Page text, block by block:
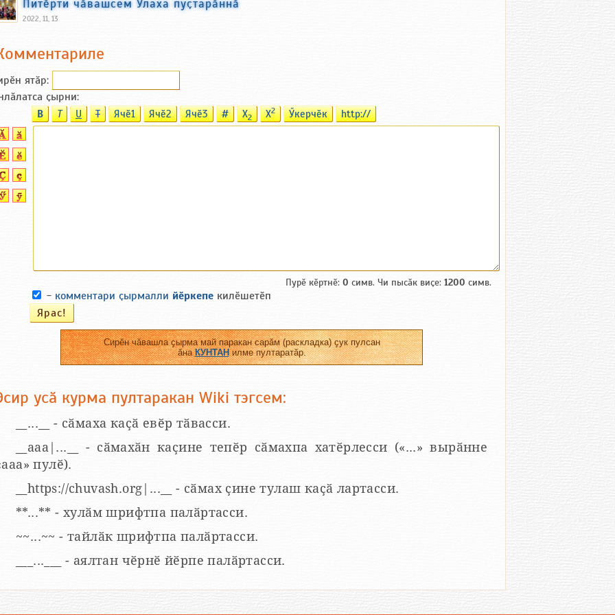
Питӗрти чӑвашсем Улаха пуҫтарӑннӑ
2022, 11, 13
ятӑp:
ҫырни:
B T U T Ячӗ1 Ячӗ2 Ячӗ3 # X2 X2 Ӳкерчӗк http://
Пурӗ кӗртнӗ: 0 симв. Чи пысӑк виҫе: 1200 симв.
- комментари ҫырмалли йӗркепе килӗшетӗп
Сирӗн чӑвашла ҫырма май паракан сарӑм (раскладка) ҫук пулсан
ӑнаКУНТАНилме пултаратӑр.
усӑ курма пултаракан Wiki тэгсем:
__...__ - сӑмаха каҫӑ евӗр тӑвасси.
__aaa|...__ - сӑмахӑн каҫине тепӗр сӑмахпа хатӗрлесси («...» вырӑнне
пулӗ).
__https://chuvash.org|...__ - сӑмах ҫине тулаш каҫӑ лартасси.
**...** - хулӑм шрифтпа палӑртасси.
~~...~~ - тайлӑк шрифтпа палӑртасси.
___...___ - аялтан чӗрнӗ йӗрпе палӑртасси.